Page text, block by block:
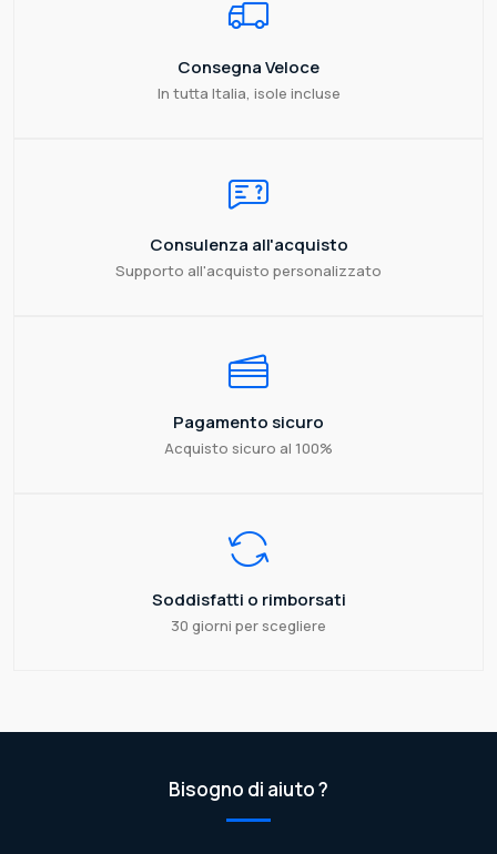
Consegna Veloce
In tutta Italia, isole incluse
Consulenza all'acquisto
Supporto all'acquisto personalizzato
Pagamento sicuro
Acquisto sicuro al 100%
Soddisfatti o rimborsati
30 giorni per scegliere
Bisogno di aiuto ?